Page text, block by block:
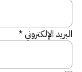
البريد الإلكتروني*